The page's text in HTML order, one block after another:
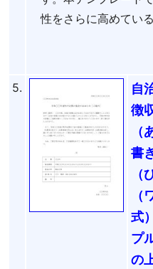
性をさらに高めてい
5.
自
徴
書
（
式
プ
の